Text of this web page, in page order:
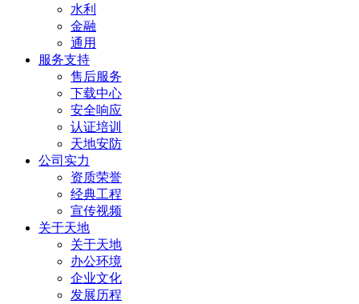
水利
金融
通用
服务支持
售后服务
下载中心
安全响应
认证培训
天地安防
公司实力
资质荣誉
经典工程
宣传视频
关于天地
关于天地
办公环境
企业文化
发展历程